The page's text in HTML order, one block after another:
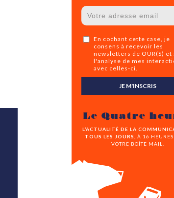
En cochant cette case, je
consens à recevoir les
newsletters de OUR(S) et
l'analyse de mes
avec celles-ci.
JE M'INSCRIS
Le Quatre
L’ACTUALITÉ DE LA
TOUS LES JOURS,
À 16
VOTRE BOÎTE MAIL.